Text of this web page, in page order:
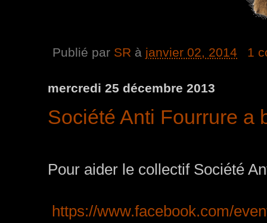
Publié par SR à janvier 02, 2014 1
mercredi 25 décembre 2013
Société Anti Fourrure a
Pour aider le collectif Société
https://www.facebook.com/